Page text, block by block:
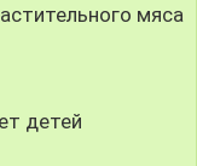
мяса
детей